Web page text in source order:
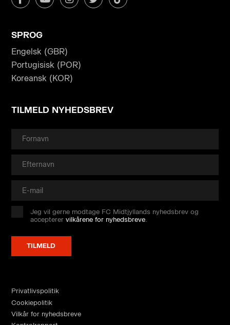
SPROG
Engelsk (GBR)
Portugisisk (POR)
Koreansk (KOR)
TILMELD NYHEDSBREV
Jeg vil gerne modtage FC Midtjyllands nyhedsbrev og
accepterervilkårene for nyhedsbreve.
Privatlivspolitik
Cookiepolitik
Vilkår for nyhedsbreve